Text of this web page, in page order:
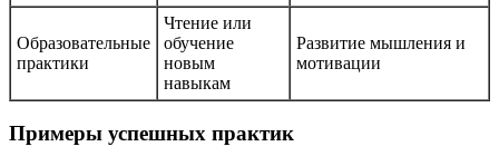
Образовательные
практики
Чтение или
обучение
новым
навыкам
Развитие мышления и
мотивации
Примеры успешных практик